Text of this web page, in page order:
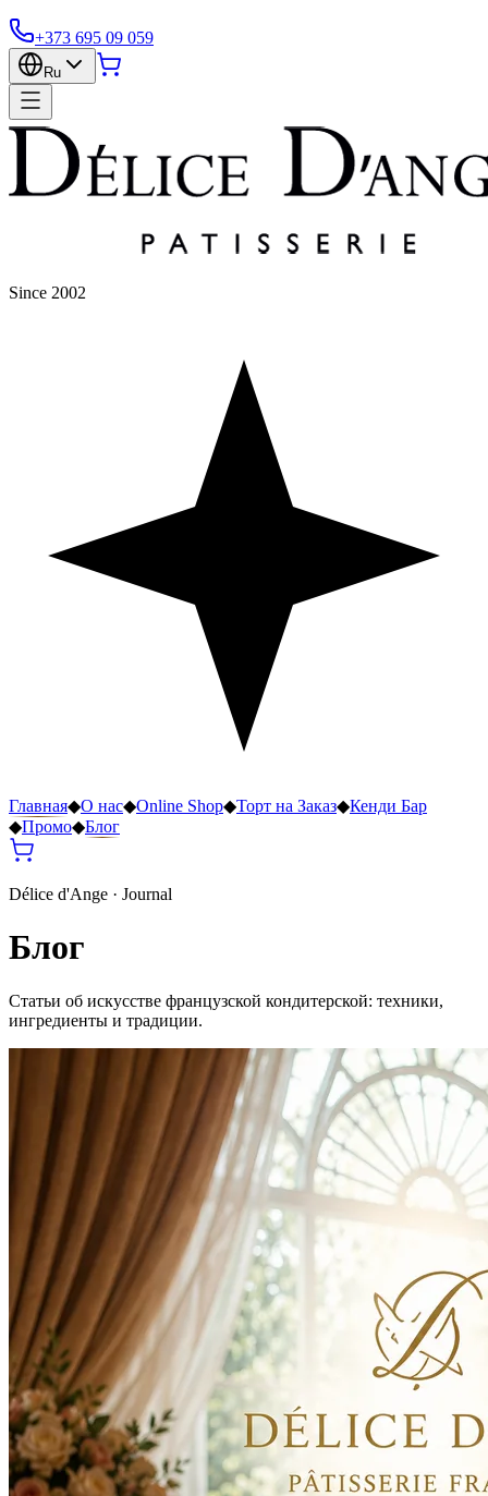
+373 695 09 059
Ru
Since 2002
Главная◆О нас◆Online Shop◆Торт на Заказ◆Кенди Бар
◆Промо◆Блог
Délice d'Ange · Journal
Блог
Статьи об искусстве французской кондитерской: техники,
ингредиенты и традиции.